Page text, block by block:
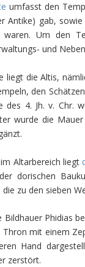
umfasst den
Antike) gab,
Um den
und
liegt die Altis,
den
des 4. Jh. v. Chr.
wurde die
Altarbereich liegt
dorischen
zu den sieben
Phidias
mit einem
Hand
zerstört.